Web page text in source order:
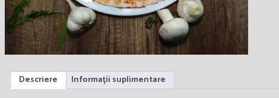
Descriere Informații suplimentare